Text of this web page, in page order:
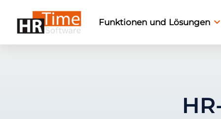
Funktionen und Lösungen